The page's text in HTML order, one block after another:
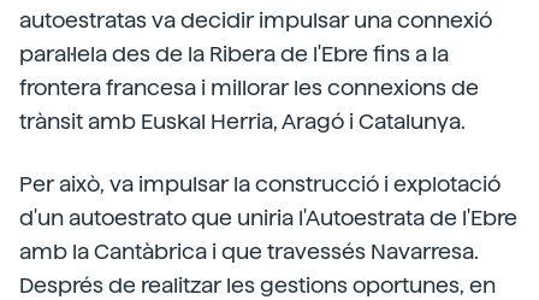
autoestratas va decidir impulsar una connexió
paral·lela des de la Ribera de l'Ebre fins a la
frontera francesa i millorar les connexions de
trànsit amb Euskal Herria, Aragó i Catalunya.
Per això, va impulsar la construcció i explotació
d'un autoestrato que uniria l'Autoestrata de l'Ebre
amb la Cantàbrica i que travessés Navarresa.
Després de realitzar les gestions oportunes, en